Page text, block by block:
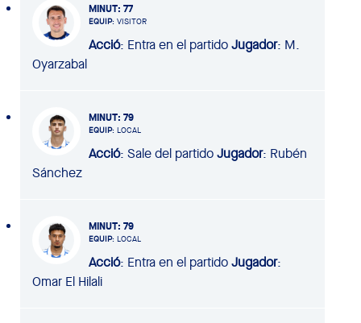
MINUT: 77
EQUIP: VISITOR
Acció: Entra en el partidoJugador: M.
Oyarzabal
MINUT: 79
EQUIP: LOCAL
Acció: Sale del partidoJugador: Rubén
Sánchez
MINUT: 79
EQUIP: LOCAL
Acció: Entra en el partidoJugador:
Omar El Hilali